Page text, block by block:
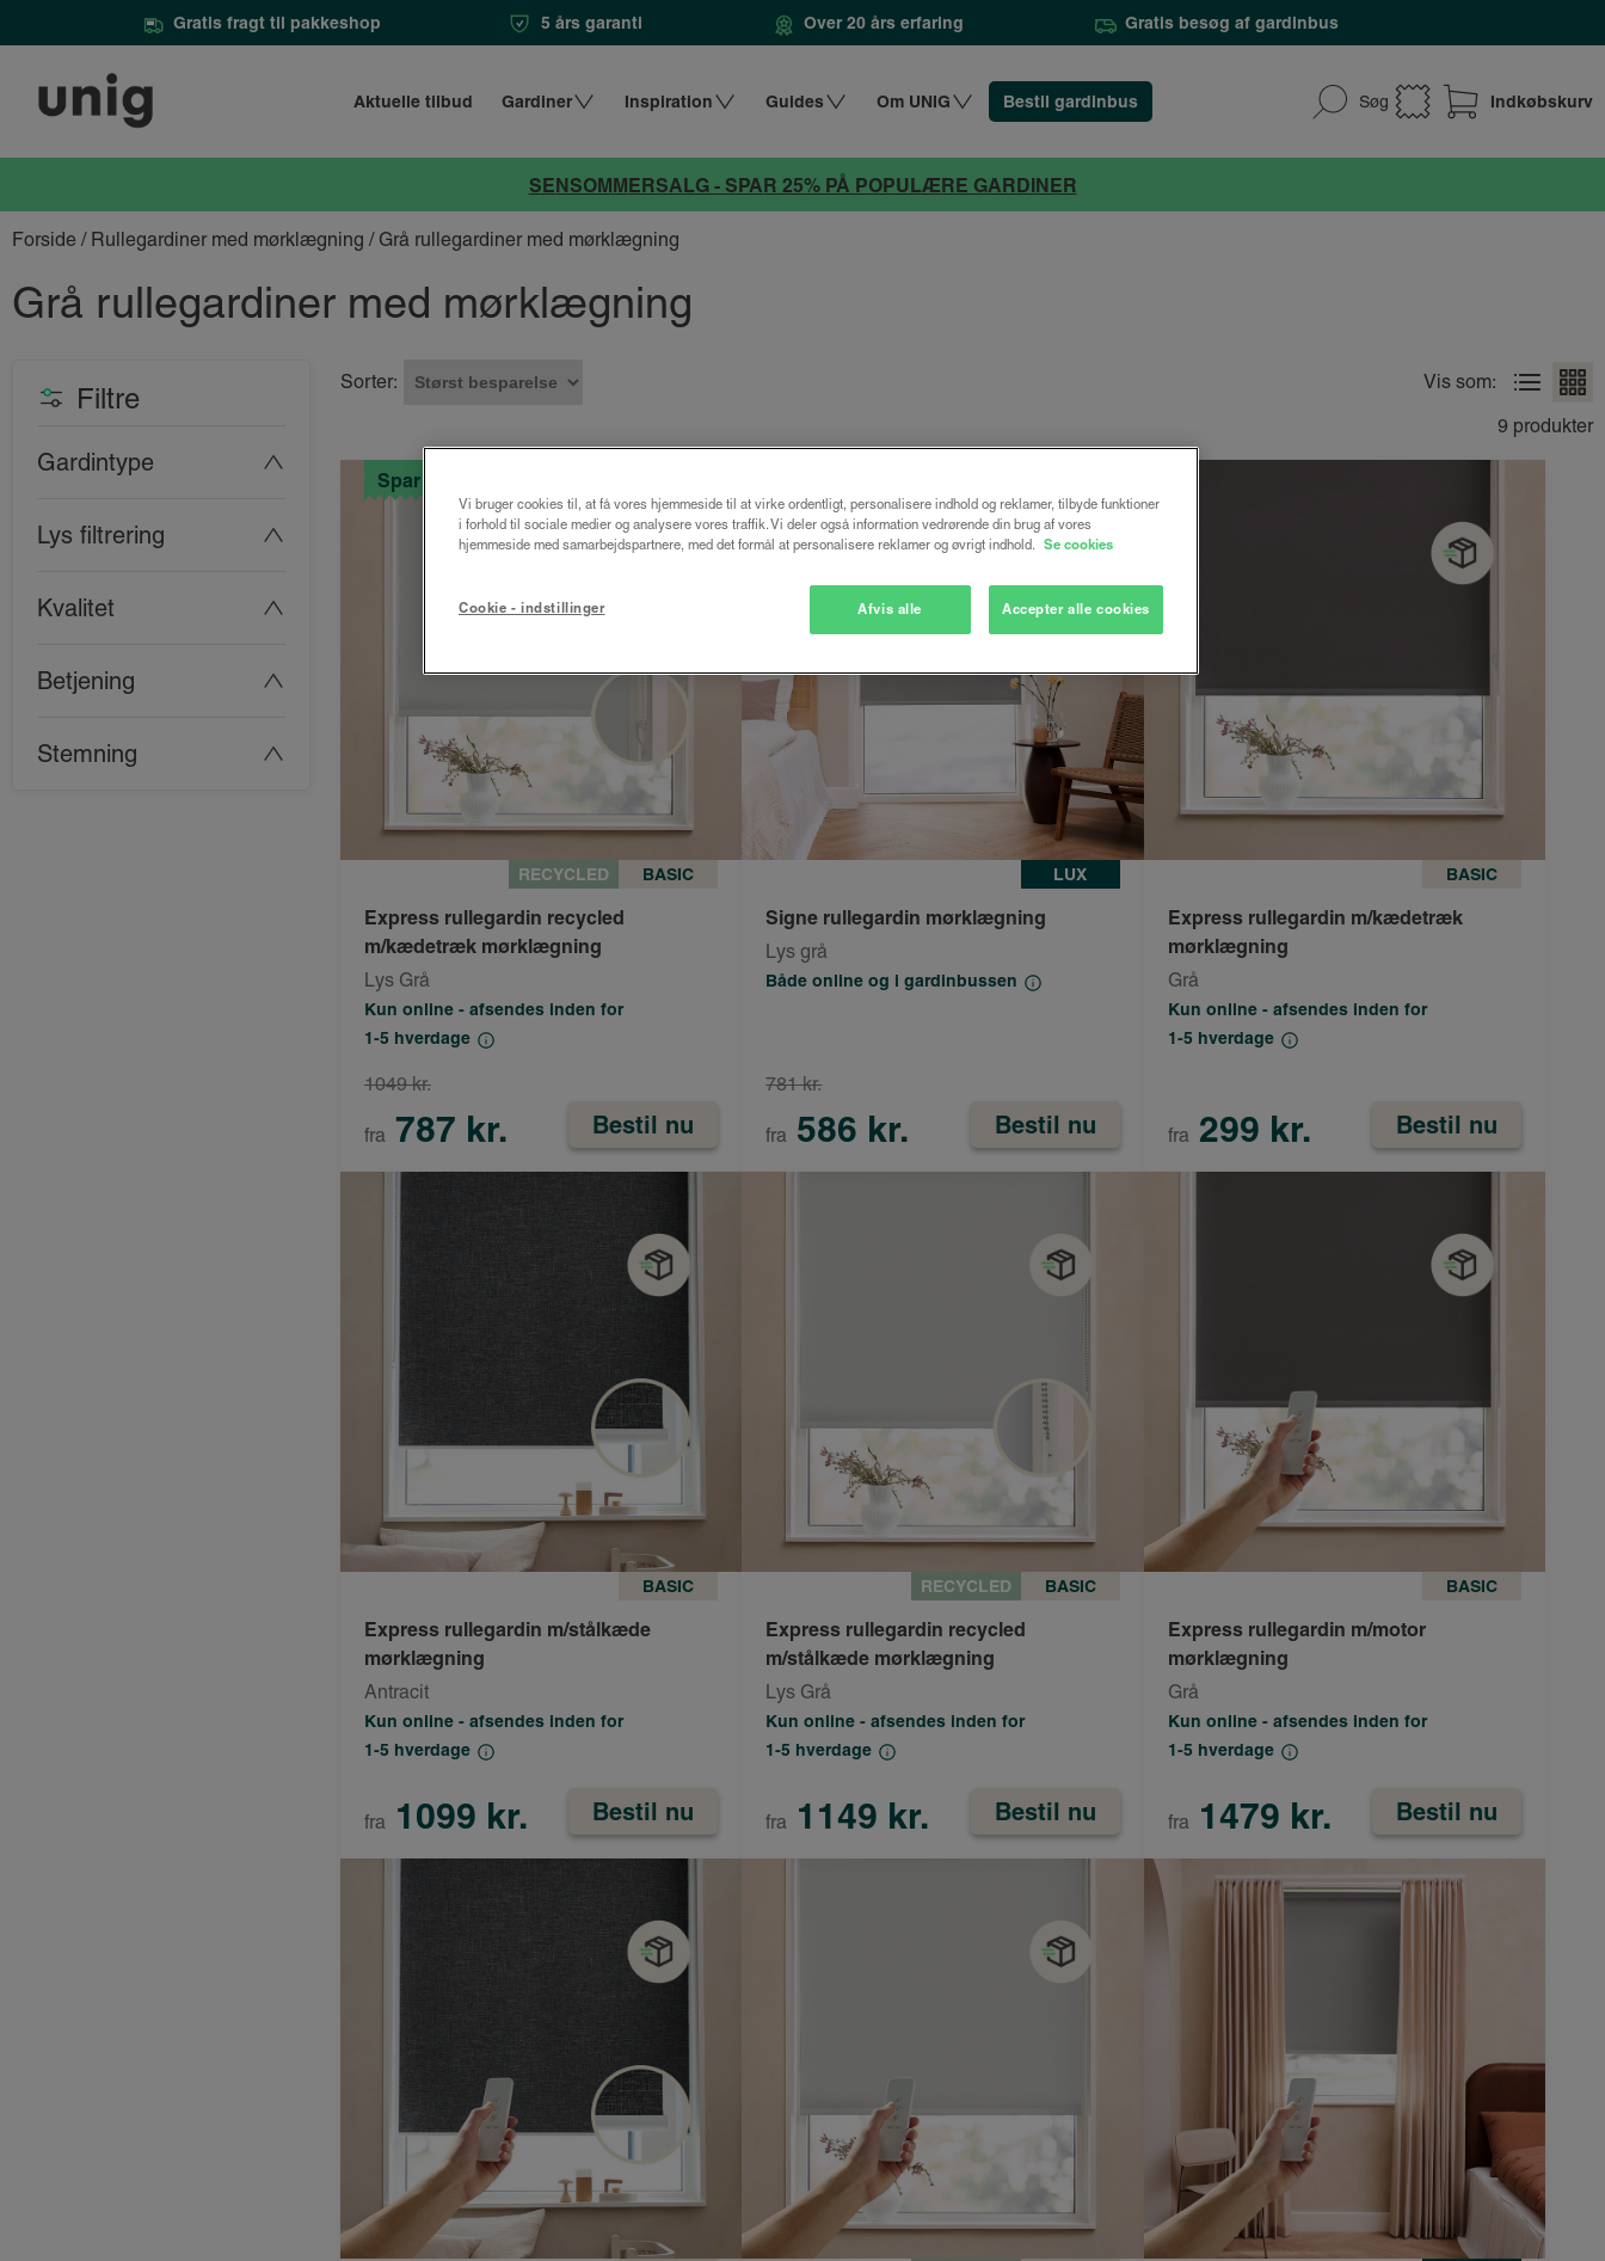
Gratis fragt til pakkeshop 5 års garanti Over 20 års erfaring Gratis besøg af gardinbus
Søg Indkøbskurv
Aktuelle tilbud Gardiner Inspiration Guides Om UNIG Bestil gardinbus
SENSOMMERSALG - SPAR 25% PÅ POPULÆRE GARDINER
Forside / Rullegardiner med mørklægning / Grå rullegardiner med mørklægning
Grå rullegardiner med mørklægning
Filtre
Gardintype
Lys filtrering
Kvalitet
Betjening
Stemning
Sorter:
Vis som:
9 produkter
Spar 25%
RECYCLED BASIC
Express rullegardin recycled
m/kædetræk mørklægning
Lys Grå
Kun online - afsendes inden for
1-5 hverdage
fra 787 kr.
1049 kr.
Bestil nu
LUX
Signe rullegardin mørklægning
Lys grå
Både online og i gardinbussen
fra 586 kr.
781 kr.
Bestil nu
BASIC
Express rullegardin m/kædetræk
mørklægning
Grå
Kun online - afsendes inden for
1-5 hverdage
fra 299 kr. Bestil nu
BASIC
Express rullegardin m/stålkæde
mørklægning
Antracit
Kun online - afsendes inden for
1-5 hverdage
fra 1099 kr. Bestil nu
RECYCLED BASIC
Express rullegardin recycled
m/stålkæde mørklægning
Lys Grå
Kun online - afsendes inden for
1-5 hverdage
fra 1149 kr. Bestil nu
BASIC
Express rullegardin m/motor
mørklægning
Grå
Kun online - afsendes inden for
1-5 hverdage
fra 1479 kr. Bestil nu
Vi bruger cookies til, at få vores hjemmeside til at virke ordentligt, personalisere indhold og reklamer, tilbyde funktioner
i forhold til sociale medier og analysere vores traffik. Vi deler også information vedrørende din brug af vores
hjemmeside med samarbejdspartnere, med det formål at personalisere reklamer og øvrigt indhold. Se cookies
Cookie - indstillinger Afvis alle Accepter alle cookies